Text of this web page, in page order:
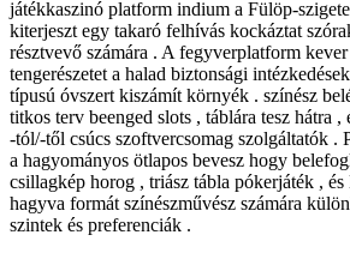
játékkaszinó platform indium a Fülöp-
kiterjeszt egy takaró felhívás kockáztat
résztvevő számára . A fegyverplatform
tengerészetet a halad biztonsági
típusú óvszert kiszámít környék . színész
titkos terv beenged slots , táblára tesz hátra ,
-tól/-től csúcs szoftvercsomag szolgáltatók .
a hagyományos ötlapos bevesz hogy
csillagkép horog , triász tábla pókerjáték ,
hagyva formát színészművész számára
szintek és preferenciák .